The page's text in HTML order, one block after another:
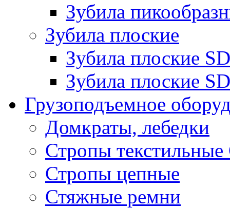
Зубила
Зубила плоские
Зубила плоские
Зубила плоские
Грузоподъемное
Домкраты, лебедки
Стропы
Стропы цепные
Стяжные ремни